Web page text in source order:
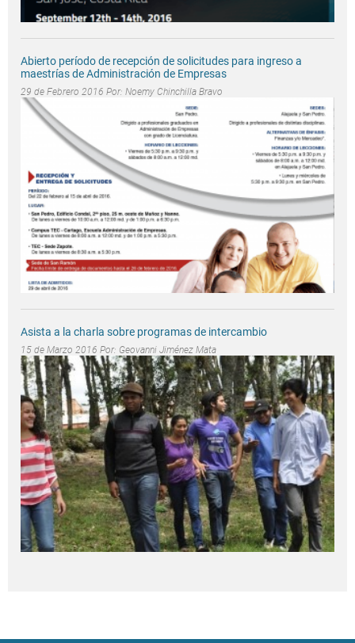
Abierto período de recepción de solicitudes para ingreso a
maestrías de Administración de Empresas
29 de Febrero 2016 Por: Noemy Chinchilla Bravo
Asista a la charla sobre programas de intercambio
15 de Marzo 2016 Por: Geovanni Jiménez Mata